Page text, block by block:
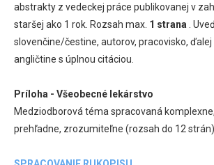
abstrakty z vedeckej práce publikovanej v
staršej ako 1 rok. Rozsah max. 1 strana .
slovenčine/čestine, autorov, pracovisko,
angličtine s úplnou citáciou.
Príloha - Všeobecné lekárstvo
Medziodborová téma spracovaná
prehľadne, zrozumiteľne (rozsah do 12 strán).